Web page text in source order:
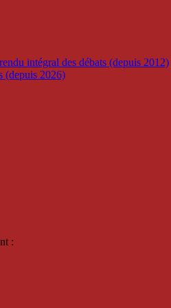
intégral des débats (depuis 2012)
(depuis 2026)
: